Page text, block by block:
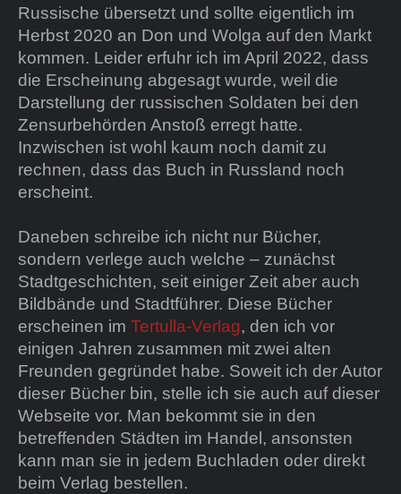
Russische übersetzt und sollte eigentlich im
Herbst 2020 an Don und Wolga auf den Markt
kommen. Leider erfuhr ich im April 2022, dass
die Erscheinung abgesagt wurde, weil die
Darstellung der russischen Soldaten bei den
Zensurbehörden Anstoß erregt hatte.
Inzwischen ist wohl kaum noch damit zu
rechnen, dass das Buch in Russland noch
erscheint.
Daneben schreibe ich nicht nur Bücher,
sondern verlege auch welche – zunächst
Stadtgeschichten, seit einiger Zeit aber auch
Bildbände und Stadtführer. Diese Bücher
erscheinen im Tertulla-Verlag, den ich vor
einigen Jahren zusammen mit zwei alten
Freunden gegründet habe. Soweit ich der Autor
dieser Bücher bin, stelle ich sie auch auf dieser
Webseite vor. Man bekommt sie in den
betreffenden Städten im Handel, ansonsten
kann man sie in jedem Buchladen oder direkt
beim Verlag bestellen.